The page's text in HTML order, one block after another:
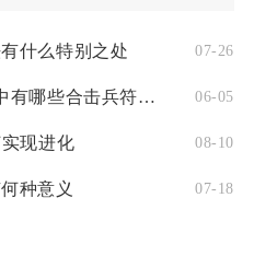
什么特别之处 07-26
在少年三国志2蜀国阵营中有哪些合击兵符值得推荐使用 06-05
现进化 08-10
种意义 07-18